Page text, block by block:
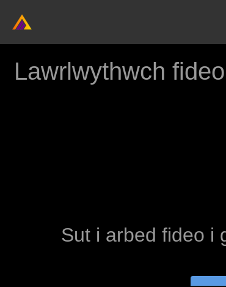
Lawrlwythwch fideo
Sut i arbed fideo i